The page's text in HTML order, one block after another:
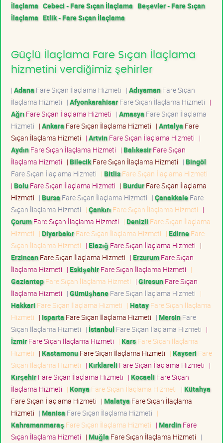
İlaçlama Cebeci - Fare Sıçan İlaçlama Beşevler - Fare Sıçan
İlaçlama Etlik - Fare Sıçan İlaçlama
Güçlü İlaçlama Fare Sıçan İlaçlama
hizmetini verdiğimiz şehirler
| Adana Fare Sıçan İlaçlama Hizmeti | AdıyamanFare Sıçan
İlaçlama Hizmeti | AfyonkarahisarFare Sıçan İlaçlama Hizmeti |
Ağrı Fare Sıçan İlaçlama Hizmeti | Amasya Fare Sıçan İlaçlama
Hizmeti | Ankara Fare Sıçan İlaçlama Hizmeti | Antalya Fare
Sıçan İlaçlama Hizmeti | ArtvinFare Sıçan İlaçlama Hizmeti |
AydınFare Sıçan İlaçlama Hizmeti | BalıkesirFare Sıçan
İlaçlama Hizmeti | BilecikFare Sıçan İlaçlama Hizmeti | Bingöl
Fare Sıçan İlaçlama Hizmeti | BitlisFare Sıçan İlaçlama Hizmeti
| BoluFare Sıçan İlaçlama Hizmeti | BurdurFare Sıçan İlaçlama
Hizmeti | Bursa Fare Sıçan İlaçlama Hizmeti | ÇanakkaleFare
Sıçan İlaçlama Hizmeti | Çankırı Fare Sıçan İlaçlama Hizmeti |
ÇorumFare Sıçan İlaçlama Hizmeti | Denizli Fare Sıçan İlaçlama
Hizmeti | DiyarbakırFare Sıçan İlaçlama Hizmeti | EdirneFare
Sıçan İlaçlama Hizmeti | Elazığ Fare Sıçan İlaçlama Hizmeti |
ErzincanFare Sıçan İlaçlama Hizmeti | ErzurumFare Sıçan
İlaçlama Hizmeti | EskişehirFare Sıçan İlaçlama Hizmeti |
GaziantepFare Sıçan İlaçlama Hizmeti | GiresunFare Sıçan
İlaçlama Hizmeti | GümüşhaneFare Sıçan İlaçlama Hizmeti |
Hakkari Fare Sıçan İlaçlama Hizmeti | HatayFare Sıçan İlaçlama
Hizmeti | Isparta Fare Sıçan İlaçlama Hizmeti | MersinFare
Sıçan İlaçlama Hizmeti | İstanbul Fare Sıçan İlaçlama Hizmeti |
İzmirFare Sıçan İlaçlama Hizmeti | KarsFare Sıçan İlaçlama
Hizmeti | KastamonuFare Sıçan İlaçlama Hizmeti | Kayseri Fare
Sıçan İlaçlama Hizmeti | Kırklareli Fare Sıçan İlaçlama Hizmeti |
KırşehirFare Sıçan İlaçlama Hizmeti | Kocaeli Fare Sıçan
İlaçlama Hizmeti | Konya Fare Sıçan İlaçlama Hizmeti | Kütahya
Fare Sıçan İlaçlama Hizmeti | Malatya Fare Sıçan İlaçlama
Hizmeti | Manisa Fare Sıçan İlaçlama Hizmeti |
Kahramanmaraş Fare Sıçan İlaçlama Hizmeti | MardinFare
Sıçan İlaçlama Hizmeti | Muğla Fare Sıçan İlaçlama Hizmeti |